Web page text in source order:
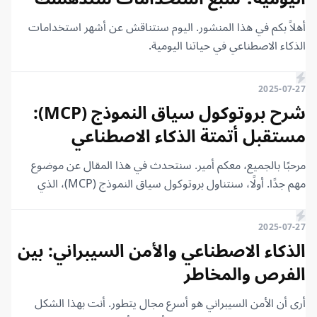
على Gemini CLI، وClaude Code، وCodex CLI من OpenAI.
المقال.
أهلاً بكم في هذا المنشور. اليوم سنتناقش عن أشهر استخدامات
الذكاء الاصطناعي في حياتنا اليومية.
2025-07-27
شرح بروتوكول سياق النموذج (MCP):
مستقبل أتمتة الذكاء الاصطناعي
مرحبًا بالجميع، معكم أمير. سنتحدث في هذا المقال عن موضوع
مهم جدًا. أولًا، سنتناول بروتوكول سياق النموذج (MCP)، الذي
سبب هذه الضجة هو توفر أدوات تمكّنك من استخدامه الآن. في
السابق، كانت الفكرة نظرية إلى حد ما، ولم تطبقها الشركات على
أرض الواقع. أما الآن، فقد بدأت العديد من الشركات في تطبيقها،
ويبدو أن المزيد من الشركات ستحذو حذوها.
2025-07-27
الذكاء الاصطناعي والأمن السيبراني: بين
الفرص والمخاطر
أرى أن الأمن السيبراني هو أسرع مجال يتطور. أنت بهذا الشكل